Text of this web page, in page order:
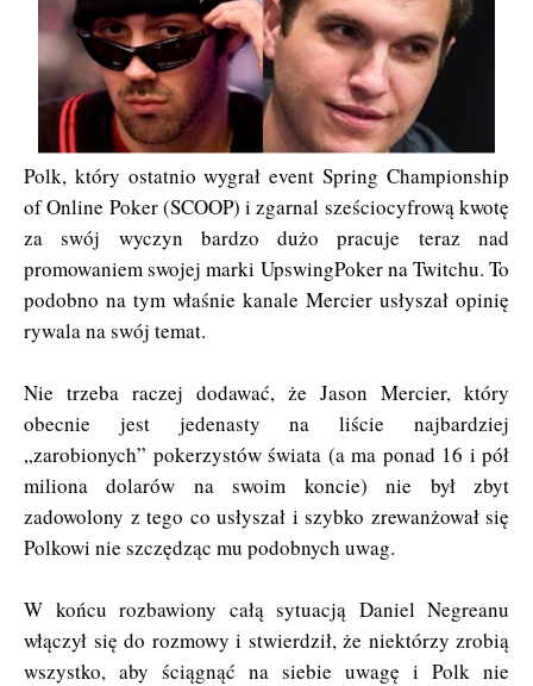
Polk, który ostatnio wygrał event Spring Championship
of Online Poker (SCOOP) i zgarnal sześciocyfrową kwotę
za swój wyczyn bardzo dużo pracuje teraz nad
promowaniem swojej marki UpswingPoker na Twitchu. To
podobno na tym właśnie kanale Mercier usłyszał opinię
rywala na swój temat.
Nie trzeba raczej dodawać, że Jason Mercier, który
obecnie jest jedenasty na liście najbardziej
„zarobionych” pokerzystów świata (a ma ponad 16 i pół
miliona dolarów na swoim koncie) nie był zbyt
zadowolony z tego co usłyszał i szybko zrewanżował się
Polkowi nie szczędząc mu podobnych uwag.
W końcu rozbawiony całą sytuacją Daniel Negreanu
włączył się do rozmowy i stwierdził, że niektórzy zrobią
wszystko, aby ściągnąć na siebie uwagę i Polk nie